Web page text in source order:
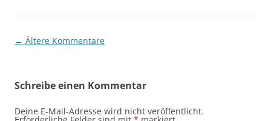
Kommentar-
← Ältere Kommentare
Schreibe einen Kommentar
Deine E-Mail-Adresse wird nicht veröffentlicht.